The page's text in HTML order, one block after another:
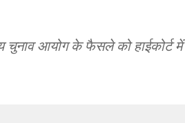
चुनाव आयोग के फैसले को हाईकोर्ट में